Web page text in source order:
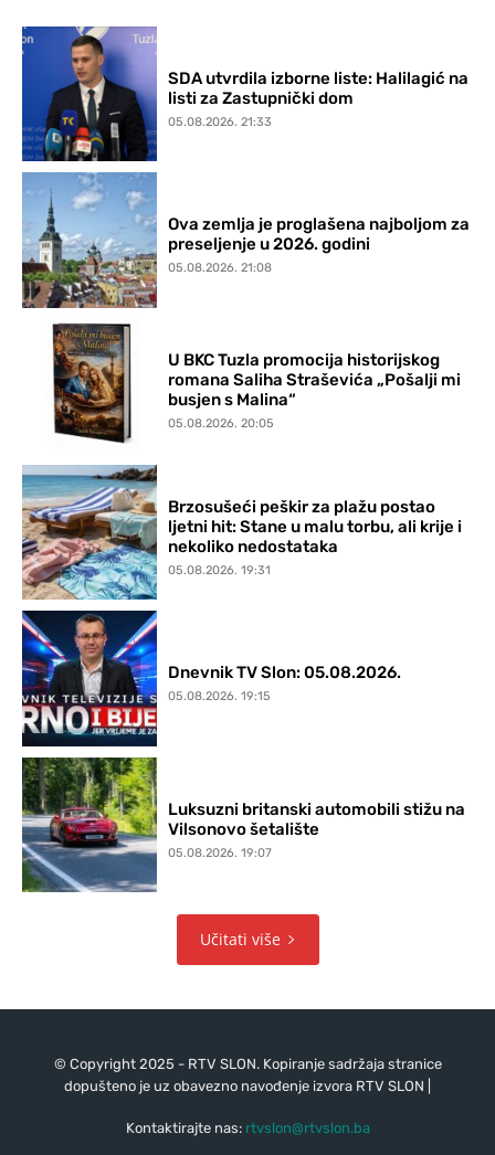
SDA utvrdila izborne liste: Halilagić na
listi za Zastupnički dom
05.08.2026. 21:33
Ova zemlja je proglašena najboljom za
preseljenje u 2026. godini
05.08.2026. 21:08
U BKC Tuzla promocija historijskog
romana Saliha Straševića „Pošalji mi
busjen s Malina“
05.08.2026. 20:05
Brzosušeći peškir za plažu postao
ljetni hit: Stane u malu torbu, ali krije i
nekoliko nedostataka
05.08.2026. 19:31
Dnevnik TV Slon: 05.08.2026.
05.08.2026. 19:15
Luksuzni britanski automobili stižu na
Vilsonovo šetalište
05.08.2026. 19:07
Učitati više
© Copyright 2025 - RTV SLON. Kopiranje sadržaja stranice
dopušteno je uz obavezno navođenje izvora RTV SLON |
Kontaktirajte nas: rtvslon@rtvslon.ba